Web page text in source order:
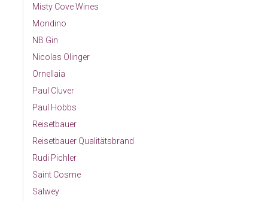
Misty Cove Wines
Mondino
NB Gin
Nicolas Olinger
Ornellaia
Paul Cluver
Paul Hobbs
Reisetbauer
Reisetbauer Qualitätsbrand
Rudi Pichler
Saint Cosme
Salwey